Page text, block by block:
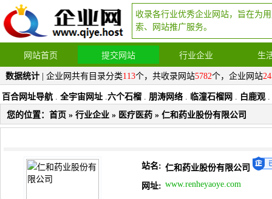
收录各行业优秀企业网站，旨在为
索、网站推广服务。
网站首页 提交网站 行业企业 生
数据统计 | 企业网共有目录分类113个，共收录网站5782个，企业网站
百合网址导航 . 全宇宙网址 .六个石榴 . 朋涛网络 . 临潼石榴网 . 白鹿观 .
您的位置： 首页 » 行业企业 » 医疗医药 » 仁和药业股份有限公司
站名: 仁和药业股份有限公司
网址: www.renheyaoye.com